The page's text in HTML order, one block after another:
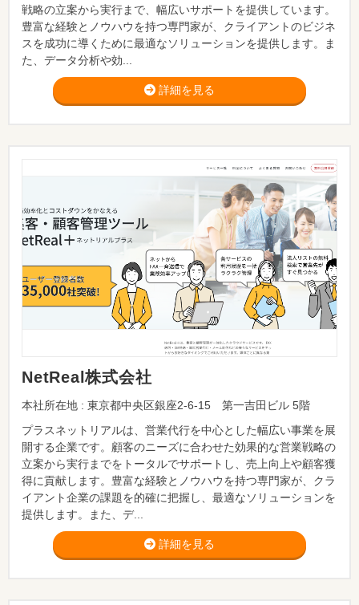
戦略の立案から実行まで、幅広いサポートを提供しています。
豊富な経験とノウハウを持つ専門家が、クライアントのビジネ
スを成功に導くために最適なソリューションを提供します。ま
た、データ分析や効...
詳細を見る
NetReal株式会社
本社所在地 : 東京都中央区銀座2-6-15 第一吉田ビル 5階
プラスネットリアルは、営業代行を中心とした幅広い事業を展
開する企業です。顧客のニーズに合わせた効果的な営業戦略の
立案から実行までをトータルでサポートし、売上向上や顧客獲
得に貢献します。豊富な経験とノウハウを持つ専門家が、クラ
イアント企業の課題を的確に把握し、最適なソリューションを
提供します。また、デ...
詳細を見る